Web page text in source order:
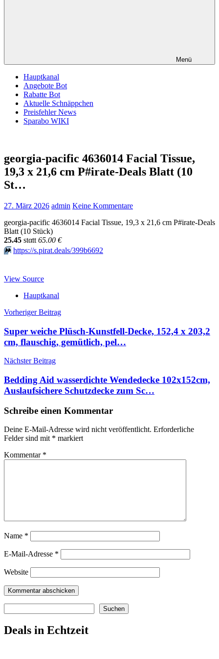
Menü
Hauptkanal
Angebote Bot
Rabatte Bot
Aktuelle Schnäppchen
Preisfehler News
Sparabo WIKI
georgia-pacific 4636014 Facial Tissue,
19,3 x 21,6 cm P#irate-Deals Blatt (10
St…
27. März 2026 admin Keine Kommentare
georgia-pacific 4636014 Facial Tissue, 19,3 x 21,6 cm P#irate-Deals
Blatt (10 Stück)
25.45 stαtt 65.00 €
⏩️ https://s.pirat.deals/399b6692
View Source
Hauptkanal
Beitragsnavigation
Vorheriger Beitrag
Super weiche Plüsch-Kunstfell-Decke, 152,4 x 203,2
cm, flauschig, gemütlich, pel…
Nächster Beitrag
Bedding Aid wasserdichte Wendedecke 102x152cm,
Auslaufsichere Schutzdecke zum Sc…
Schreibe einen Kommentar
Deine E-Mail-Adresse wird nicht veröffentlicht. Erforderliche
Felder sind mit * markiert
Kommentar *
Name *
E-Mail-Adresse *
Website
Suchen
Deals in Echtzeit